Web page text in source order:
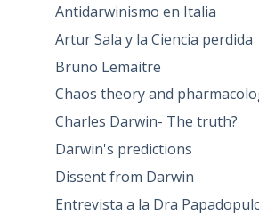
Antidarwinismo en Italia
Artur Sala y la Ciencia perdida
Bruno Lemaitre
Chaos theory and
Charles Darwin- The truth?
Darwin's predictions
Dissent from Darwin
Entrevista a la Dra